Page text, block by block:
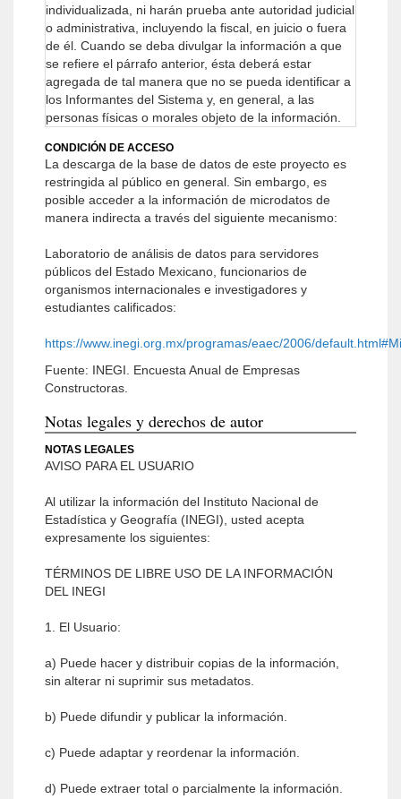
individualizada, ni harán prueba ante autoridad judicial
o administrativa, incluyendo la fiscal, en juicio o fuera
de él. Cuando se deba divulgar la información a que
se refiere el párrafo anterior, ésta deberá estar
agregada de tal manera que no se pueda identificar a
los Informantes del Sistema y, en general, a las
personas físicas o morales objeto de la información.
CONDICIÓN DE ACCESO
La descarga de la base de datos de este proyecto es
restringida al público en general. Sin embargo, es
posible acceder a la información de microdatos de
manera indirecta a través del siguiente mecanismo:
Laboratorio de análisis de datos para servidores
públicos del Estado Mexicano, funcionarios de
organismos internacionales e investigadores y
estudiantes calificados:
https://www.inegi.org.mx/programas/eaec/2006/
Fuente: INEGI. Encuesta Anual de Empresas
Constructoras.
Notas legales y derechos de autor
NOTAS LEGALES
AVISO PARA EL USUARIO
Al utilizar la información del Instituto Nacional de
Estadística y Geografía (INEGI), usted acepta
expresamente los siguientes:
TÉRMINOS DE LIBRE USO DE LA INFORMACIÓN
DEL INEGI
1. El Usuario:
a) Puede hacer y distribuir copias de la información,
sin alterar ni suprimir sus metadatos.
b) Puede difundir y publicar la información.
c) Puede adaptar y reordenar la información.
d) Puede extraer total o parcialmente la información.